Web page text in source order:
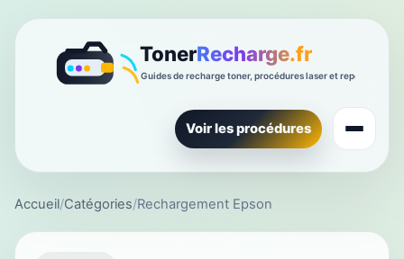
Voir les procédures
Accueil/Catégories/Rechargement Epson